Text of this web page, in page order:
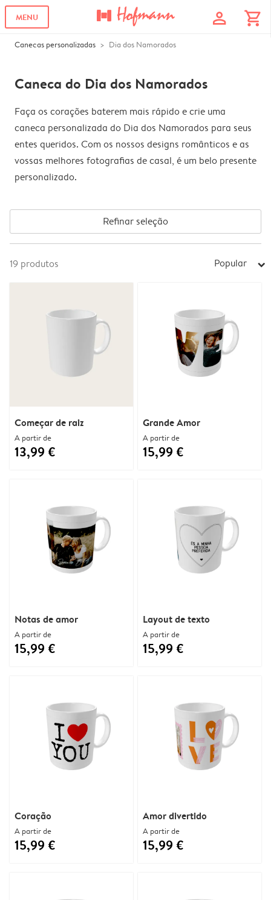
MENU profile shopping_cart
Canecas personalizadas Dia dos Namorados
Caneca do Dia dos Namorados
Faça os corações baterem mais rápido e crie uma
caneca personalizada do Dia dos Namorados para seus
entes queridos. Com os nossos designs românticos e as
vossas melhores fotografias de casal, é um belo presente
personalizado.
Refinar seleção
19 produtos Popular arrow_right
Começar de raiz
A partir de
13,99 €
Grande Amor
A partir de
15,99 €
Layout de texto
A partir de
15,99 €
Notas de amor
A partir de
15,99 €
Coração
A partir de
15,99 €
Amor divertido
A partir de
15,99 €